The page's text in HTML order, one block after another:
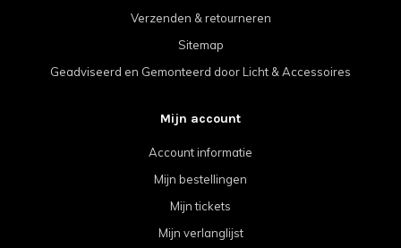
Verzenden & retourneren
Sitemap
Geadviseerd en Gemonteerd door Licht & Accessoires
Mijn account
Account informatie
Mijn bestellingen
Mijn tickets
Mijn verlanglijst